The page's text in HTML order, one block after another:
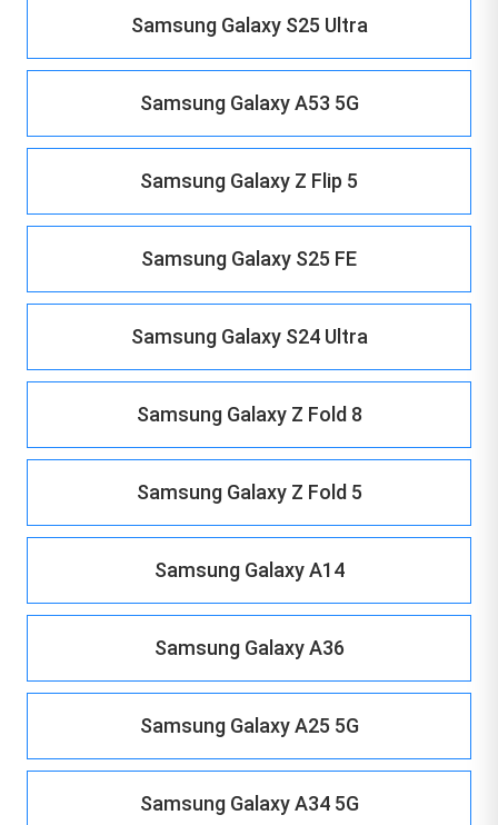
Samsung Galaxy S25 Ultra
Samsung Galaxy A53 5G
Samsung Galaxy Z Flip 5
Samsung Galaxy S25 FE
Samsung Galaxy S24 Ultra
Samsung Galaxy Z Fold 8
Samsung Galaxy Z Fold 5
Samsung Galaxy A14
Samsung Galaxy A36
Samsung Galaxy A25 5G
Samsung Galaxy A34 5G